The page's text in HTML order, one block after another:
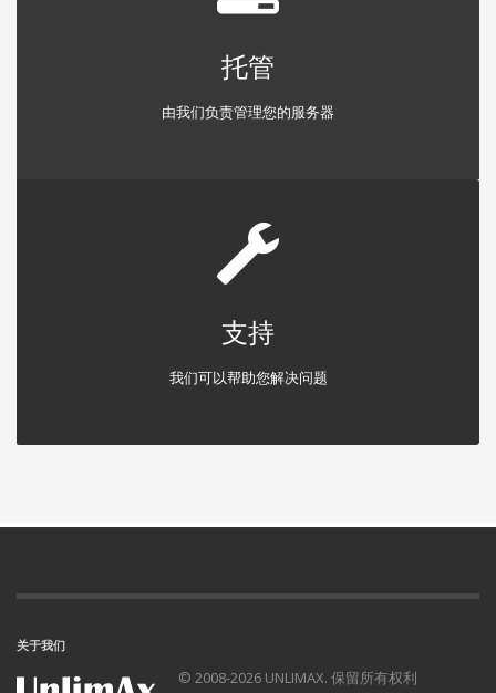
托管
由我们负责管理您的服务器
支持
我们可以帮助您解决问题
关于我们
© 2008-2026 UNLIMAX. 保留所有权利